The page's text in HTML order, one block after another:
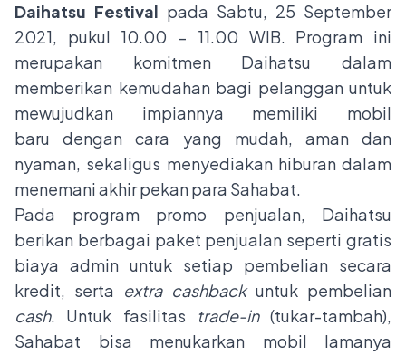
Daihatsu Festival pada Sabtu, 25 September
2021, pukul 10.00 – 11.00 WIB. Program ini
merupakan komitmen Daihatsu dalam
memberikan kemudahan bagi pelanggan untuk
mewujudkan impiannya memiliki mobil
baru dengan cara yang mudah, aman dan
nyaman, sekaligus menyediakan hiburan dalam
menemani akhir pekan para Sahabat.
Pada program promo penjualan, Daihatsu
berikan berbagai paket penjualan seperti gratis
biaya admin untuk setiap pembelian secara
kredit, serta extra cashbackuntuk pembelian
cash. Untuk fasilitas trade-in(tukar-tambah),
Sahabat bisa menukarkan mobil lamanya